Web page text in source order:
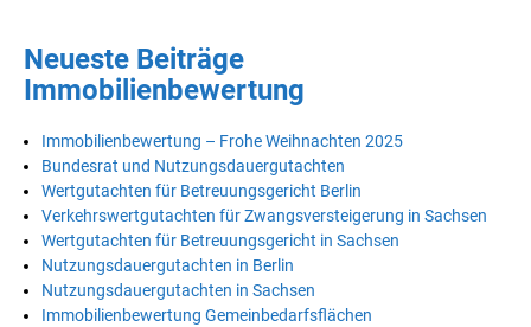
Neueste Beiträge
Immobilienbewertung
Immobilienbewertung – Frohe Weihnachten 2025
Bundesrat und Nutzungsdauergutachten
Wertgutachten für Betreuungsgericht Berlin
Verkehrswertgutachten für Zwangsversteigerung in Sachsen
Wertgutachten für Betreuungsgericht in Sachsen
Nutzungsdauergutachten in Berlin
Nutzungsdauergutachten in Sachsen
Immobilienbewertung Gemeinbedarfsflächen